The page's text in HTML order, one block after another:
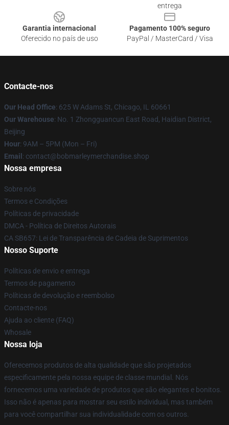
entrega
Garantia internacional
Oferecido no país de uso
Pagamento 100% seguro
PayPal / MasterCard / Visa
Contacte-nos
Our Head Office: 625 W Adams St, Chicago, IL 60661
Our Warehouse: No. 1 Zhongguancun East Road, Haidian District,
Beijing
Hour: 9AM – 5PM (Mon – Fri)
Email : contact@bobmarleymerchandise.shop
Nossa empresa
Sobre nós
Termos e Condições
Políticas de privacidade
DMCA - Política de Direitos Autorais
CA SB657: Lei de Transparência de Cadeia de Suprimentos
Nosso Suporte
Políticas de envio e entrega
Termos de pagamento
Políticas de devolução e reembolso
Contacte-nos
Ajuda ao cliente (FAQ)
Whosale
Nossa loja
Oferecemos produtos de alta qualidade que são projetados
especificamente pela nossa equipe de classe mundial. Nós
fornecemos uma variedade de produtos que são elegantes e bonitos.
Isso não é apenas para mostrar seu estilo individual, mas também
para você compartilhar sua individualidade com os outros.